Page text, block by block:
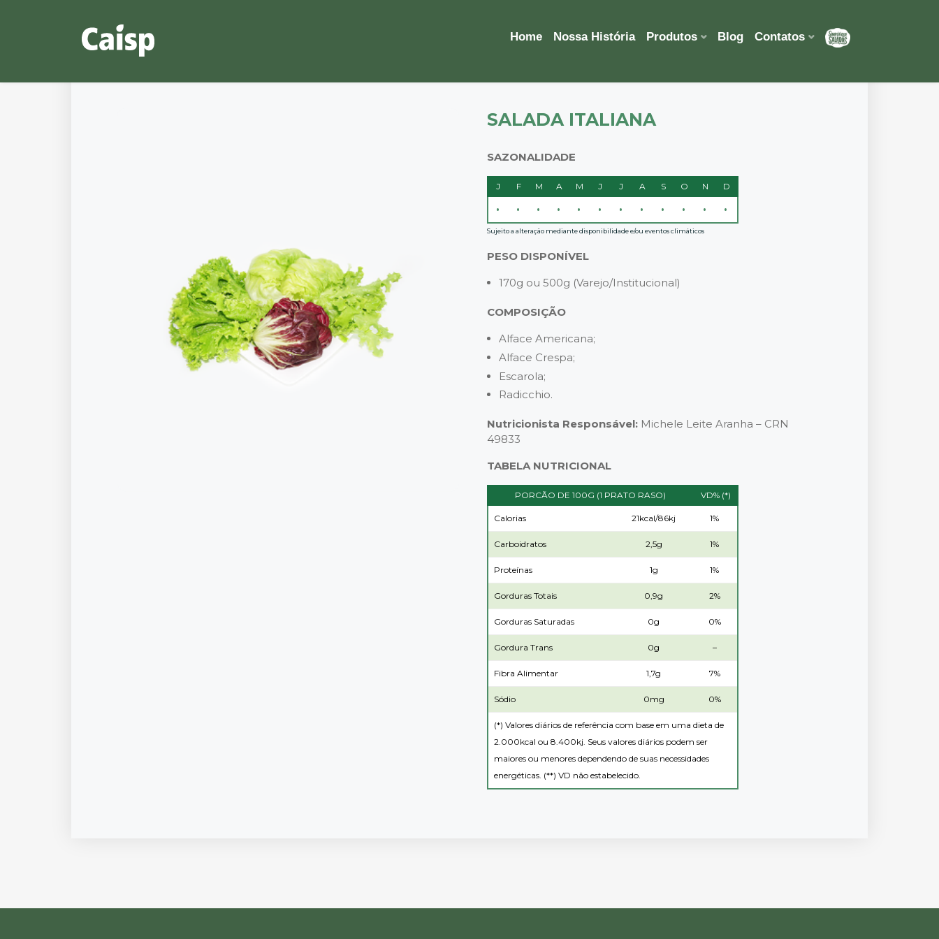
Home Nossa História Produtos Blog Contatos
SALADA ITALIANA
SAZONALIDADE
J F M A M J J A S O N D
• • • • • • • • • • • •
Sujeito a alteração mediante disponibilidade e/ou eventos climáticos
PESO DISPONÍVEL
170g ou 500g (Varejo/Institucional)
COMPOSIÇÃO
Alface Americana;
Alface Crespa;
Escarola;
Radicchio.
Nutricionista Responsável: Michele Leite Aranha – CRN
49833
TABELA NUTRICIONAL
PORCÃO DE 100G (1 PRATO RASO) VD% (*)
Calorias 21kcal/86kj 1%
Carboidratos 2,5g 1%
Proteínas 1g 1%
Gorduras Totais 0,9g 2%
Gorduras Saturadas 0g 0%
Gordura Trans 0g –
Fibra Alimentar 1,7g 7%
Sódio 0mg 0%
(*) Valores diários de referência com base em uma dieta de
2.000kcal ou 8.400kj. Seus valores diários podem ser
maiores ou menores dependendo de suas necessidades
energéticas. (**) VD não estabelecido.